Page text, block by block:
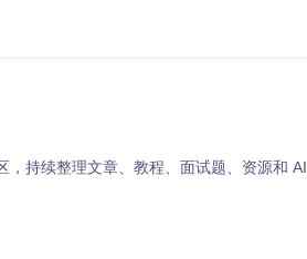
，持续整理文章、教程、面试题、资源和 AI